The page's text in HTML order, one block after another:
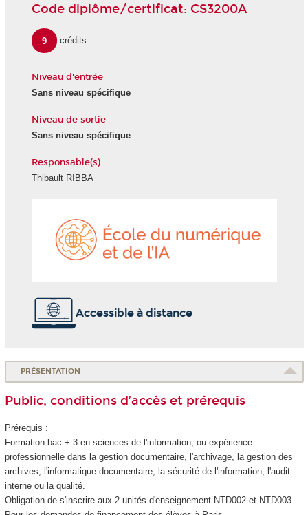
Code diplôme/certificat: CS3200A
9 crédits
Niveau d'entrée
Sans niveau spécifique
Niveau de sortie
Sans niveau spécifique
Responsable(s)
Thibault RIBBA
Accessible à distance
PRÉSENTATION
Public, conditions d’accès et prérequis
Prérequis :
Formation bac + 3 en sciences de l'information, ou expérience
professionnelle dans la gestion documentaire, l'archivage, la gestion des
archives, l'informatique documentaire, la sécurité de l'information, l'audit
interne ou la qualité.
Obligation de s'inscrire aux 2 unités d'enseignementNTD002 et NTD003.